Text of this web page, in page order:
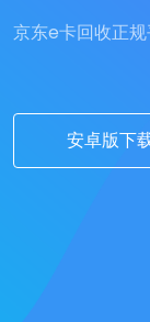
京东e卡回收正规
安卓版下